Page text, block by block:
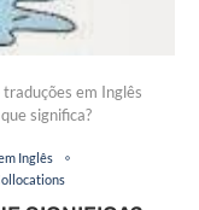
em Inglês
significa?
Inglês